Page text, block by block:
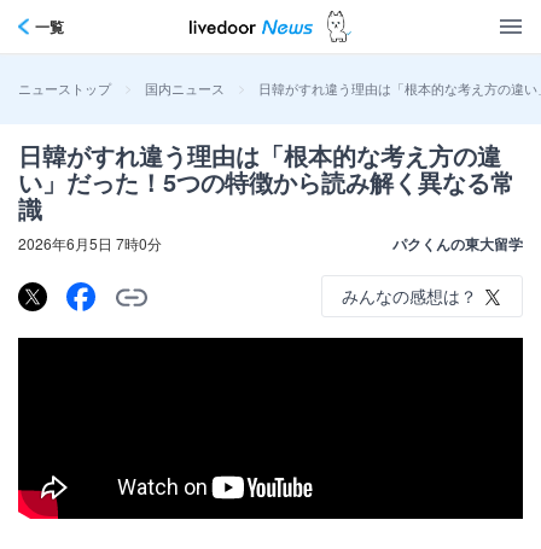
一覧
ニューストップ > 国内ニュース > 日韓がすれ違う理由は「根本的な考え方の違
日韓がすれ違う理由は「根本的な考え方の違
い」だった！5つの特徴から読み解く異なる常
識
2026年6月5日 7時0分 パクくんの東大留学
みんなの感想は？